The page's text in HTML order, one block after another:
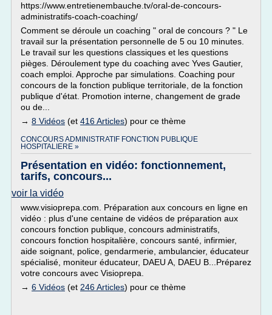
https://www.entretienembauche.tv/oral-de-concours-
administratifs-coach-coaching/
Comment se déroule un coaching " oral de concours ? " Le
travail sur la présentation personnelle de 5 ou 10 minutes.
Le travail sur les questions classiques et les questions
pièges. Déroulement type du coaching avec Yves Gautier,
coach emploi. Approche par simulations. Coaching pour
concours de la fonction publique territoriale, de la fonction
publique d'état. Promotion interne, changement de grade
ou de...
→ 8 Vidéos (et 416 Articles) pour ce thème
CONCOURS ADMINISTRATIF FONCTION PUBLIQUE
HOSPITALIERE »
Présentation en vidéo: fonctionnement,
tarifs, concours...
voir la vidéo
www.visioprepa.com. Préparation aux concours en ligne en
vidéo : plus d'une centaine de vidéos de préparation aux
concours fonction publique, concours administratifs,
concours fonction hospitalière, concours santé, infirmier,
aide soignant, police, gendarmerie, ambulancier, éducateur
spécialisé, moniteur éducateur, DAEU A, DAEU B...Préparez
votre concours avec Visioprepa.
→ 6 Vidéos (et 246 Articles) pour ce thème